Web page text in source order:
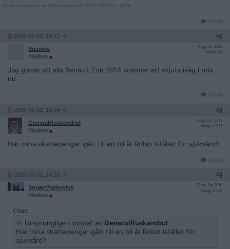
Senast redigerad av StojanVlatkovich 2026-05-02 kl. 14:26.
Citera
2026-05-02, 14:21 #2
Suzukis
Medlem
Reg: Jun 2025
Inlägg: 54
Jag gissar att alla Renault Zoe 2014 kommer att skjuta iväg i pris
nu
Citera
2026-05-02, 14:24 #3
GeneralRuskendrul
Medlem
Reg: Dec 2017
Inlägg: 2 017
Har mina skattepengar gått till en bil åt Robin istället för sjukvård?
Citera
2026-05-02, 14:28 #4
StojanVlatkovich
Medlem
Reg: Jun 2010
Inlägg: 6 275
Citat:
Ursprungligen postat av GeneralRuskendrul
Har mina skattepengar gått till en bil åt Robin istället för
sjukvård?